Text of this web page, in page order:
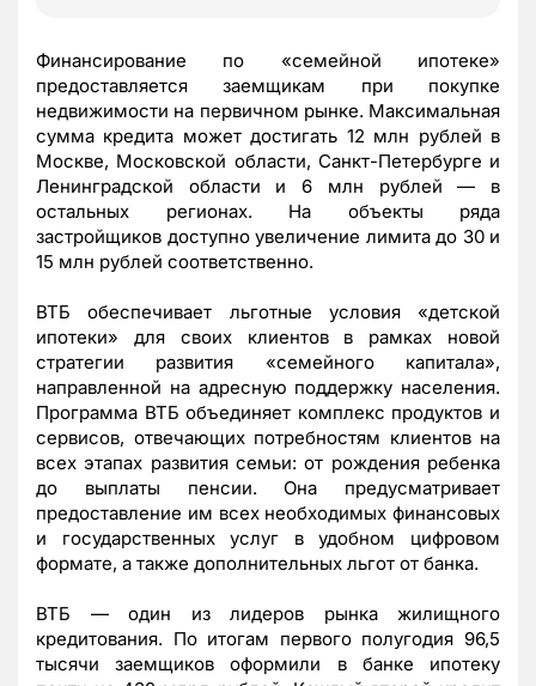
Финансирование по «семейной ипотеке»
предоставляется заемщикам при покупке
недвижимости на первичном рынке. Максимальная
сумма кредита может достигать 12 млн рублей в
Москве, Московской области, Санкт-Петербурге и
Ленинградской области и 6 млн рублей — в
остальных регионах. На объекты ряда
застройщиков доступно увеличение лимита до 30 и
15 млн рублей соответственно.
ВТБ обеспечивает льготные условия «детской
ипотеки» для своих клиентов в рамках новой
стратегии развития «семейного капитала»,
направленной на адресную поддержку населения.
Программа ВТБ объединяет комплекс продуктов и
сервисов, отвечающих потребностям клиентов на
всех этапах развития семьи: от рождения ребенка
до выплаты пенсии. Она предусматривает
предоставление им всех необходимых финансовых
и государственных услуг в удобном цифровом
формате, а также дополнительных льгот от банка.
ВТБ — один из лидеров рынка жилищного
кредитования. По итогам первого полугодия 96,5
тысячи заемщиков оформили в банке ипотеку